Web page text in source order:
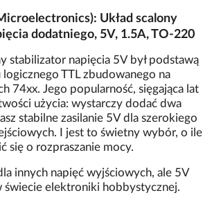
Układ scalony
dodatniego, 5V, 1.5A, TO-220
stabilizator napięcia 5V był podstawą
TTL zbudowanego na
74xx. Jego popularność, sięgająca lat
użycia: wystarczy dodać dwa
stabilne zasilanie 5V dla szerokiego
I jest to świetny wybór, o ile
się o rozpraszanie mocy.
innych napięć wyjściowych, ale 5V
świecie elektroniki hobbystycznej.